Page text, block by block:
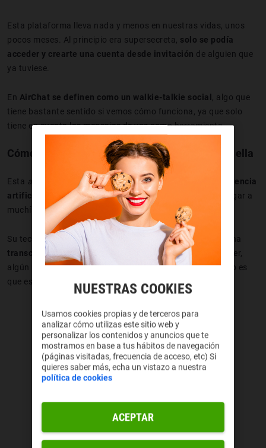
Esta plataforma lleva nada y menos en nuestras vidas, unos
pocos meses. Al principio era supersecreta, solo se podía
acceder y crearte una cuenta desde invitación de alguien que
ya tuviese.
En AirChat se definen como un walkie-talkie social
, algo que
tiene bastante sentido si vemos cómo funciona, ya que solo
tiene en cuenta los mensajes de voz como herramienta.
Cómo funciona AirChat y qué puedes hacer con ella
Esta app
está basada en los mensajes de voz y la inteligencia
artificial al 100 % . Gracias a estos dos pilares, puedes llegar a
muchísima gente solo con enviar un audio.
Su tecnología basada en inteligencia artificial
permite una
transcripción casi simultánea y que funciona genial
. A ver,
algún pequeño fallo tiene de vez en cuando, pero tampoco es
que eso nos vaya a fastidiar la experiencia.
NUESTRAS COOKIES
Usamos cookies propias y de terceros para
analizar cómo utilizas este sitio web y
personalizar los contenidos y anuncios que te
mostramos en base a tus hábitos de navegación
(páginas visitadas, frecuencia de acceso, etc) Si
quieres saber más, echa un vistazo a nuestra
política de cookies
ACEPTAR